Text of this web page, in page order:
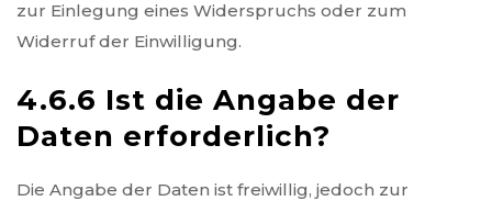
zur Einlegung eines Widerspruchs oder zum
Widerruf der Einwilligung.
4.6.6 Ist die Angabe der
Daten erforderlich?
Die Angabe der Daten ist freiwillig, jedoch zur